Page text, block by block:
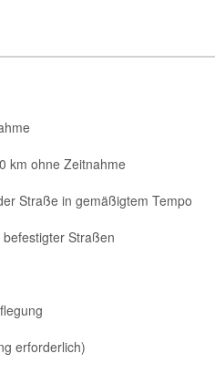
km ohne Zeitnahme
Straße in gemäßigtem Tempo
Straßen
erforderlich)